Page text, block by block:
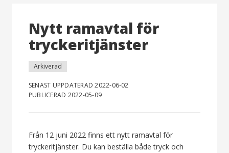
Nytt ramavtal för
tryckeritjänster
Arkiverad
SENAST UPPDATERAD 2022-06-02
PUBLICERAD 2022-05-09
Från 12 juni 2022 finns ett nytt ramavtal för
tryckeritjänster. Du kan beställa både tryck och